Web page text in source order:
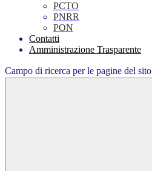
PCTO
PNRR
PON
Contatti
Amministrazione Trasparente
Campo di ricerca per le pagine del sito